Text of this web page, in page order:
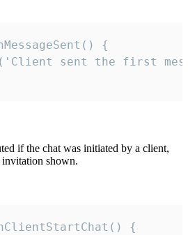
{
sent the first
if the chat was initiated by a client,
invitation shown.
{